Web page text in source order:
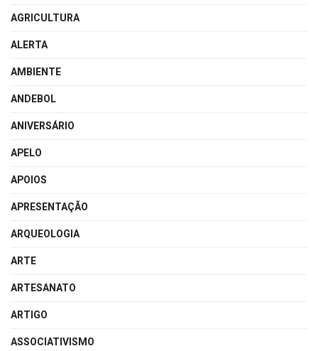
AGRICULTURA
ALERTA
AMBIENTE
ANDEBOL
ANIVERSÁRIO
APELO
APOIOS
APRESENTAÇÃO
ARQUEOLOGIA
ARTE
ARTESANATO
ARTIGO
ASSOCIATIVISMO